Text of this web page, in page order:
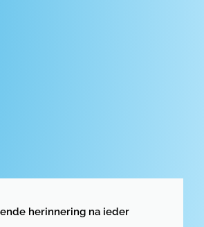
herinnering na ieder